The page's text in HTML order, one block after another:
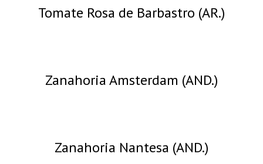
Tomate Rosa de Barbastro (AR.)
Zanahoria Amsterdam (AND.)
Zanahoria Nantesa (AND.)